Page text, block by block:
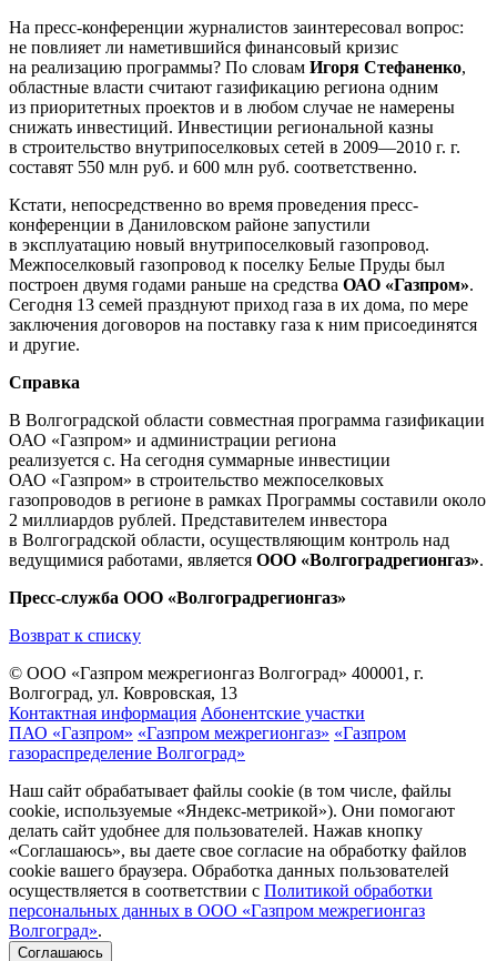
На пресс-конференции журналистов заинтересовал вопрос:
не повлияет ли наметившийся финансовый кризис
на реализацию программы? По словам Игоря Стефаненко,
областные власти считают газификацию региона одним
из приоритетных проектов и в любом случае не намерены
снижать инвестиций. Инвестиции региональной казны
в строительство внутрипоселковых сетей в 2009—2010 г. г.
составят 550 млн руб. и 600 млн руб. соответственно.
Кстати, непосредственно во время проведения пресс-
конференции в Даниловском районе запустили
в эксплуатацию новый внутрипоселковый газопровод.
Межпоселковый газопровод к поселку Белые Пруды был
построен двумя годами раньше на средства ОАО «Газпром».
Сегодня 13 семей празднуют приход газа в их дома, по мере
заключения договоров на поставку газа к ним присоединятся
и другие.
Справка
В Волгоградской области совместная программа газификации
ОАО «Газпром» и администрации региона
реализуется с. На сегодня суммарные инвестиции
ОАО «Газпром» в строительство межпоселковых
газопроводов в регионе в рамках Программы составили около
2 миллиардов рублей. Представителем инвестора
в Волгоградской области, осуществляющим контроль над
ведущимися работами, является ООО «Волгоградрегионгаз».
Пресс-служба ООО «Волгоградрегионгаз»
Возврат к списку
© ООО «Газпром межрегионгаз Волгоград» 400001, г.
Волгоград, ул. Ковровская, 13
Контактная информация Абонентские участки
ПАО «Газпром» «Газпром межрегионгаз» «Газпром
газораспределение Волгоград»
Наш сайт обрабатывает файлы cookie (в том числе, файлы
cookie, используемые «Яндекс-метрикой»). Они помогают
делать сайт удобнее для пользователей. Нажав кнопку
«Соглашаюсь», вы даете свое согласие на обработку файлов
cookie вашего браузера. Обработка данных пользователей
осуществляется в соответствии с Политикой обработки
персональных данных в ООО «Газпром межрегионгаз
Волгоград».
Соглашаюсь